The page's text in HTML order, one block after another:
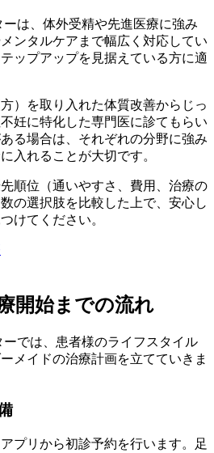
は、体外受精や先進医療に強み
ンタルケアまで幅広く対応してい
ップアップを見据えている方に適
）を取り入れた体質改善からじっ
妊に特化した専門医に診てもらい
る場合は、それぞれの分野に強み
入れることが大切です。
順位（通いやすさ、費用、治療の
の選択肢を比較した上で、安心し
けてください。
開始までの流れ
では、患者様のライフスタイル
メイドの治療計画を立てていきま
プリから初診予約を行います。足